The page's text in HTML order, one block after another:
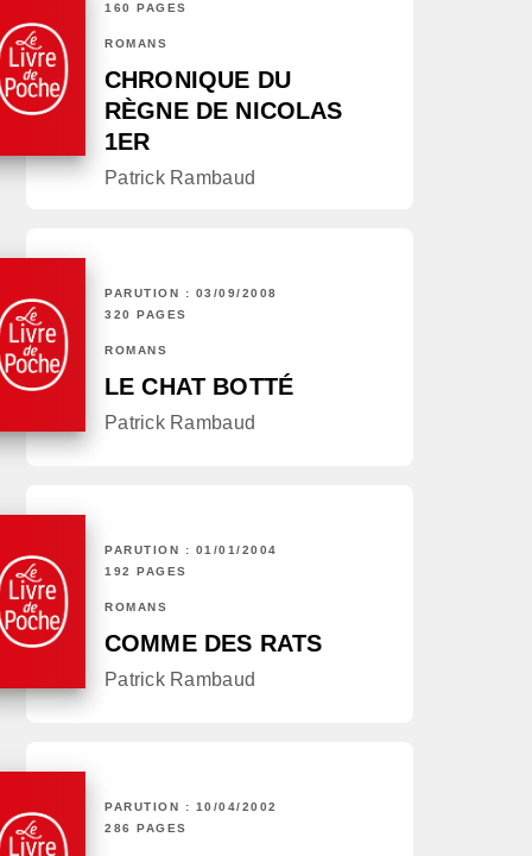
160 PAGES
ROMANS
CHRONIQUE DU
RÈGNE DE NICOLAS
1ER
Patrick Rambaud
PARUTION : 03/09/2008
320 PAGES
ROMANS
LE CHAT BOTTÉ
Patrick Rambaud
PARUTION : 01/01/2004
192 PAGES
ROMANS
COMME DES RATS
Patrick Rambaud
PARUTION : 10/04/2002
286 PAGES